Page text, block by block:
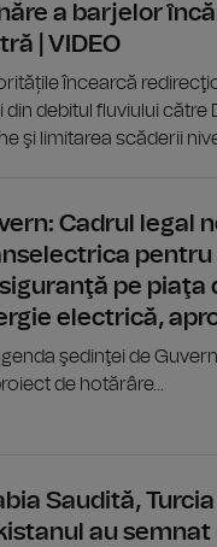
a barjelor
| VIDEO
încearcă
din debitul fluviului către
şi limitarea scăderii
Cadrul legal
pentru
pe piaţa
electrică,
şedinţei de
de hotărâre...
Saudită, Turcia
au semnat